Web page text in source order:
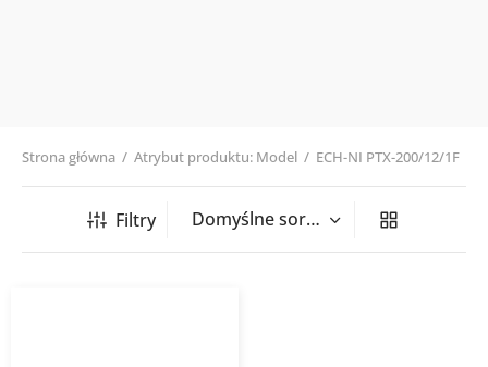
Strona główna / Atrybut produktu: Model / ECH-NI PTX-200/12/1F
Filtry